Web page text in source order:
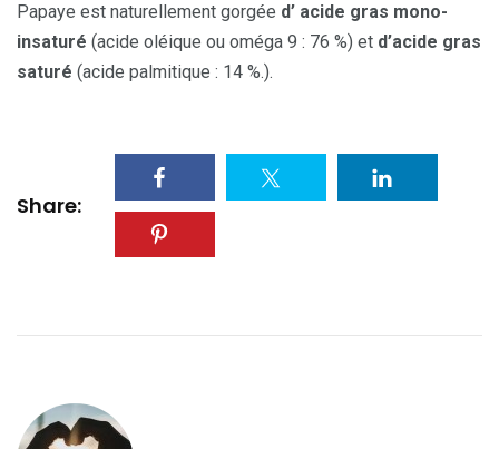
Papaye est naturellement gorgée d’ acide gras mono-
insaturé (acide oléique ou oméga 9 : 76 %) et d’acide gras
saturé (acide palmitique : 14 %.).
Share: